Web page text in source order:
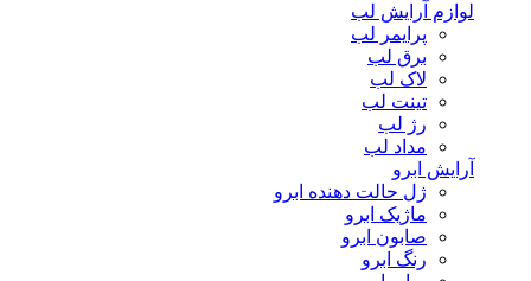
لوازم آرایش لب
پرایمر لب
برق لب
لاک لب
تینت لب
رژ لب
مداد لب
آرایش ابرو
ژل حالت دهنده ابرو
ماژیک ابرو
صابون ابرو
رنگ ابرو